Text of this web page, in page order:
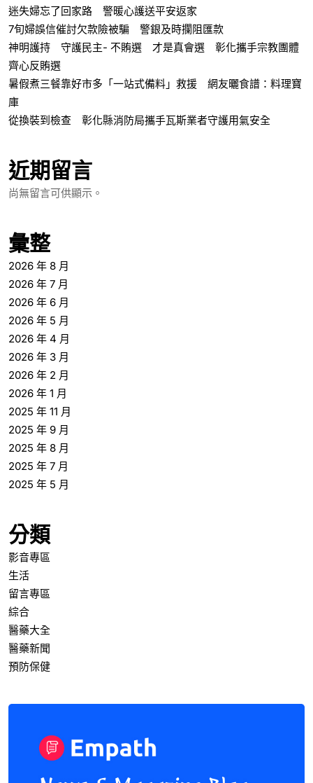
迷失婦忘了回家路 警暖心護送平安返家
7旬婦誤信催討欠款險被騙 警銀及時攔阻匯款
神明護持 守護民主- 不賄選 才是真會選 彰化攜手宗教團體
齊心反賄選
暑假煮三餐靠好市多「一站式備料」救援 網友曬食譜：料理寶
庫
從換裝到檢查 彰化縣消防局攜手瓦斯業者守護用氣安全
近期留言
尚無留言可供顯示。
彙整
2026 年 8 月
2026 年 7 月
2026 年 6 月
2026 年 5 月
2026 年 4 月
2026 年 3 月
2026 年 2 月
2026 年 1 月
2025 年 11 月
2025 年 9 月
2025 年 8 月
2025 年 7 月
2025 年 5 月
分類
影音專區
生活
留言專區
綜合
醫藥大全
醫藥新聞
預防保健